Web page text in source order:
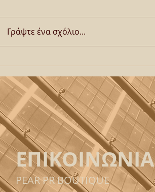
Θοδωρής Σταμούλης :
μοιράζεται μαζί μας τη συνταγή
του « Φιλέτο με σάλτσα από
φρέσκο κεράσι»
Γράψτε ένα σχόλιο...
ΕΠΙΚΟΙΝΩΝΙΑ
PEAR PR BOUTIQUE